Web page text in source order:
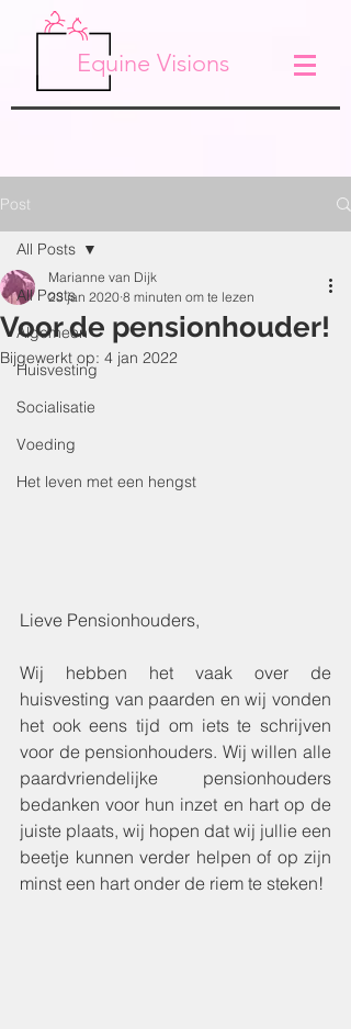
Equine Visions
Post
All Posts
Algemeen
Huisvesting
Socialisatie
Voeding
Het leven met een hengst
All Posts
Voor de pensionhouder!
Marianne van Dijk
23 jan 2020 8 minuten om te lezen
Bijgewerkt op: 4 jan 2022
Lieve Pensionhouders,
Wij hebben het vaak over de
huisvesting van paarden en wij vonden
het ook eens tijd om iets te schrijven
voor de pensionhouders. Wij willen alle
paardvriendelijke pensionhouders
bedanken voor hun inzet en hart op de
juiste plaats, wij hopen dat wij jullie een
beetje kunnen verder helpen of op zijn
minst een hart onder de riem te steken!